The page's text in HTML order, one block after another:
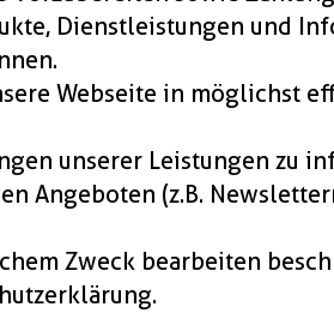
Dienstleistungen und
Webseite in möglichst
unserer Leistungen zu
Angeboten (z.B.
Zweck bearbeiten